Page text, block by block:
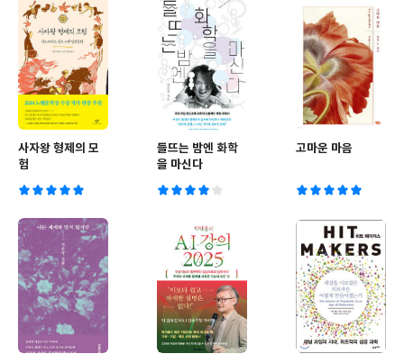
사자왕 형제의 모
험
들뜨는 밤엔 화학
을 마신다
고마운 마음